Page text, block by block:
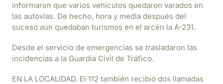
informaron que varios vehículos quedaron varados en
las autovías. De hecho, hora y media después del
suceso aún quedaban turismos en el arcén la A-231.
Desde el servicio de emergencias se trasladaron las
incidencias a la Guardia Civil de Tráfico.
EN LA LOCALIDAD. El 112 también recibió dos llamadas